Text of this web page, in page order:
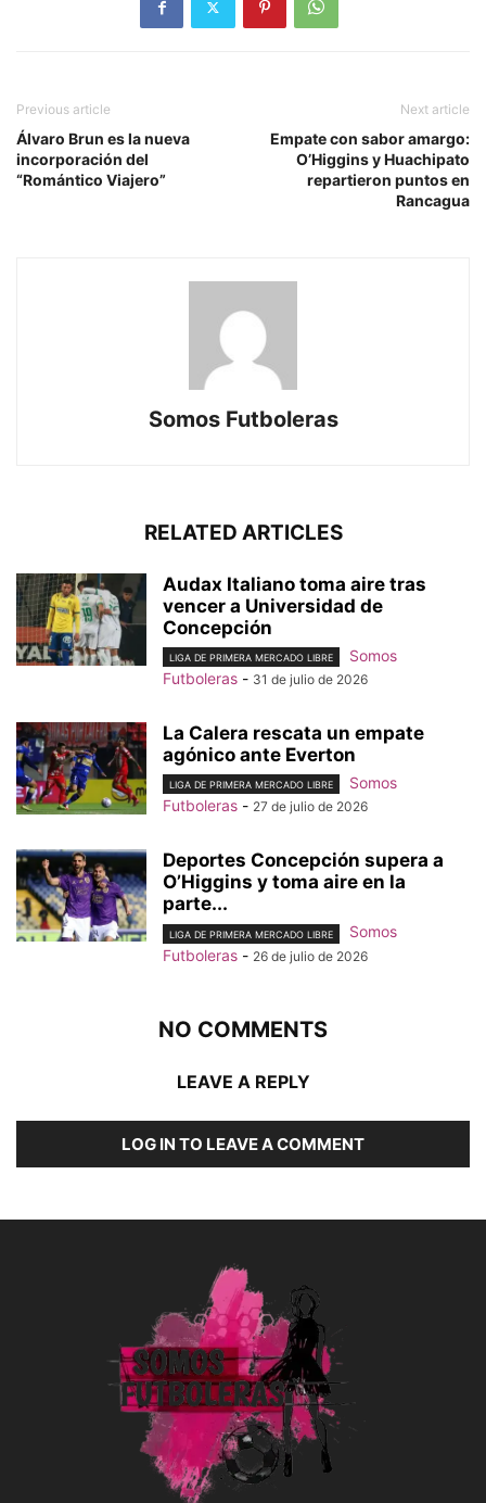
Previous article
Álvaro Brun es la nueva
incorporación del
“Romántico Viajero”
Next article
Empate con sabor amargo:
O’Higgins y Huachipato
repartieron puntos en
Rancagua
Somos Futboleras
RELATED ARTICLES
Audax Italiano toma aire tras
vencer a Universidad de
Concepción
LIGA DE PRIMERA MERCADO LIBRE
Somos
Futboleras - 31 de julio de 2026
La Calera rescata un empate
agónico ante Everton
LIGA DE PRIMERA MERCADO LIBRE
Somos
Futboleras - 27 de julio de 2026
Deportes Concepción supera a
O’Higgins y toma aire en la
parte...
LIGA DE PRIMERA MERCADO LIBRE
Somos
Futboleras - 26 de julio de 2026
NO COMMENTS
LEAVE A REPLY
LOG IN TO LEAVE A COMMENT